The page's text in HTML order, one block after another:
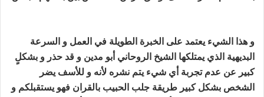
و هذا الشيء يعتمد على الخبرة الطويلة في العمل و السرعة
البديهية الذي يمتلكها الشيخ الروحاني أبو مدين و قد حذر و بشكلٍ
كبير عن عدم تجربة أي شيء يتم نشره لأنه و للأسف يضر
الشخص بشكل كبير طريقة جلب الحبيب بالقران فهو يستقبلكم و